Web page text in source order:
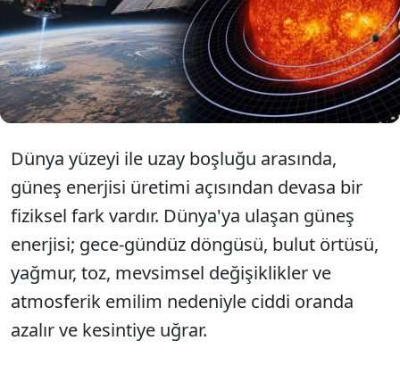
kilometrelerce uzunluktaki dev santrallerle
uzaydan Dünya'ya 7/24 kesintisiz elektrik
aktarmanın yolunu buldu.
Dünya yüzeyi ile uzay boşluğu arasında,
güneş enerjisi üretimi açısından devasa bir
fiziksel fark vardır. Dünya'ya ulaşan güneş
enerjisi; gece-gündüz döngüsü, bulut örtüsü,
yağmur, toz, mevsimsel değişiklikler ve
atmosferik emilim nedeniyle ciddi oranda
azalır ve kesintiye uğrar.